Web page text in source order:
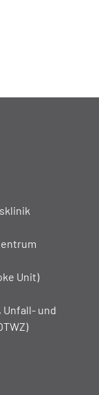
Unit)
und